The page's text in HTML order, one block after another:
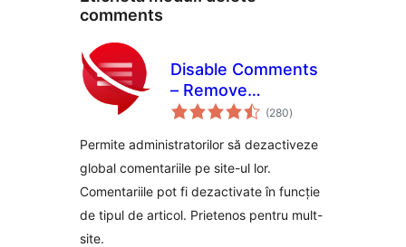
comments
Disable Comments
– Remove
Comments & Stop
Support]
(280total
aprecieri
)
Permite administratorilor să dezactiveze
global comentariile pe site-ul lor.
Comentariile pot fi dezactivate în funcție
de tipul de articol. Prietenos pentru mult-
site.